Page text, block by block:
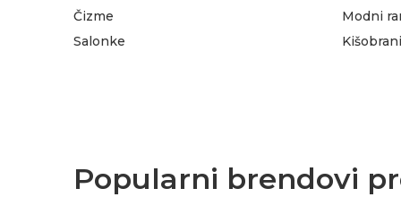
Čizme
Salonke
Modni
Kišobrani
Popularni brendovi